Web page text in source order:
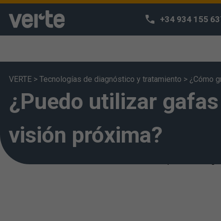
+34 934 155
VERTE > Tecnologías de diagnóstico y tratamiento > ¿Cómo
¿Puedo utilizar
visión próxima?
Utilizamos